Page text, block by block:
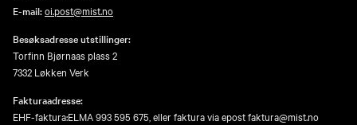
E-mail:oi.post@mist.no
Besøksadresse utstillinger:
Torfinn Bjørnaas plass 2
7332 Løkken Verk
Fakturaadresse:
EHF-faktura:ELMA 993 595 675, eller faktura via epost faktura@mist.no